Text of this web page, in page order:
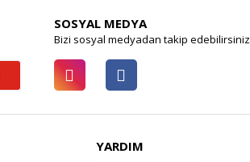
SOSYAL MEDYA
Bizi sosyal medyadan takip edebilirsiniz
YARDIM